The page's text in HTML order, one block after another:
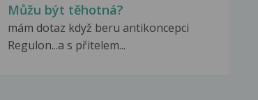
Můžu být těhotná?
mám dotaz když beru antikoncepci
Regulon...a s přitelem...